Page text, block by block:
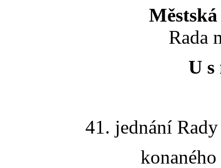
Rada
U s
41. jednání